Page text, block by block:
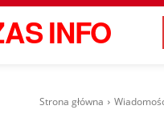
INFO
Strona główna